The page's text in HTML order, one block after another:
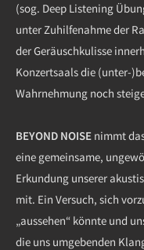
(sog. Deep Listening
unter Zuhilfenahme der
der Geräuschkulisse
Konzertsaals die (unter-
Wahrnehmung noch
BEYOND NOISE nimmt
eine gemeinsame,
Erkundung unserer
mit. Ein Versuch, sich
„aussehen“ könnte und
die uns umgebenden